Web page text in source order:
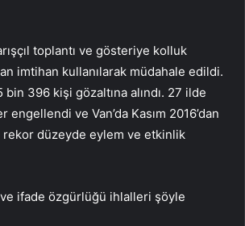
toplantı ve gösteriye kolluk
imtihan kullanılarak müdahale edildi.
bin 396 kişi gözaltına alındı. 27 ilde
ve Van’da Kasım 2016’dan
düzeyde eylem ve etkinlik
ifade özgürlüğü ihlalleri şöyle